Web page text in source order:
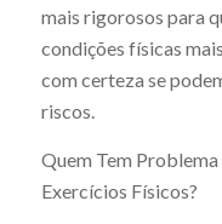
mais rigorosos para
condições físicas
com certeza se
riscos.
Quem Tem
Exercícios Físicos?